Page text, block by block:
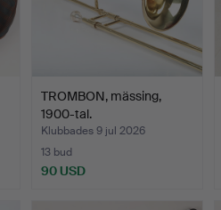
TROMBON, mässing,
1900-tal.
Klubbades 9 jul 2026
13 bud
90 USD